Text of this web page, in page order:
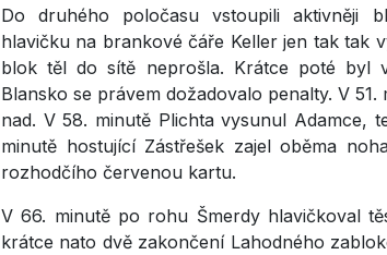
Do druhého poločasu vstoupili aktivněji
hlavičku na brankové čáře Keller jen tak tak
blok těl do sítě neprošla. Krátce poté byl
Blansko se právem dožadovalo penalty. V
nad. V 58. minutě Plichta vysunul Adamce,
minutě hostující Zástřešek zajel oběma
rozhodčího červenou kartu.
V 66. minutě po rohu Šmerdy hlavičkoval
krátce nato dvě zakončení Lahodného